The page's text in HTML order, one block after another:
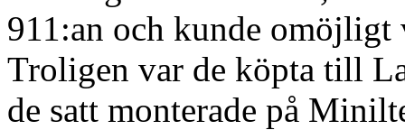
911:an och kunde omöjligt
Troligen var de köpta till
de satt monterade på